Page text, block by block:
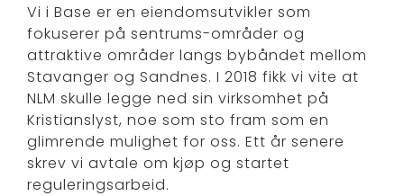
Vi i Base er en eiendomsutvikler som
fokuserer på sentrums-områder og
attraktive områder langs bybåndet mellom
Stavanger og Sandnes. I 2018 fikk vi vite at
NLM skulle legge ned sin virksomhet på
Kristianslyst, noe som sto fram som en
glimrende mulighet for oss. Ett år senere
skrev vi avtale om kjøp og startet
reguleringsarbeid.